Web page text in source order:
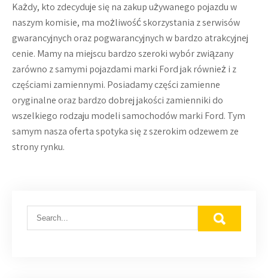
Każdy, kto zdecyduje się na zakup używanego pojazdu w
naszym komisie, ma możliwość skorzystania z serwisów
gwarancyjnych oraz pogwarancyjnych w bardzo atrakcyjnej
cenie. Mamy na miejscu bardzo szeroki wybór związany
zarówno z samymi pojazdami marki Ford jak również i z
częściami zamiennymi. Posiadamy części zamienne
oryginalne oraz bardzo dobrej jakości zamienniki do
wszelkiego rodzaju modeli samochodów marki Ford. Tym
samym nasza oferta spotyka się z szerokim odzewem ze
strony rynku.